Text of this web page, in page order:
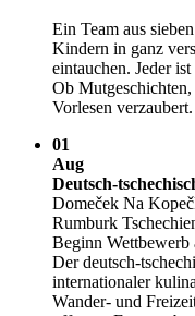
Ein Team aus
Kindern in ganz
eintauchen. Jeder
Ob
Vorlesen verzaubert.
01
Aug
Deutsch-
Domeček Na
Rumburk
Beginn Wettbewerb
Der deutsch-
internationaler
Wander- und